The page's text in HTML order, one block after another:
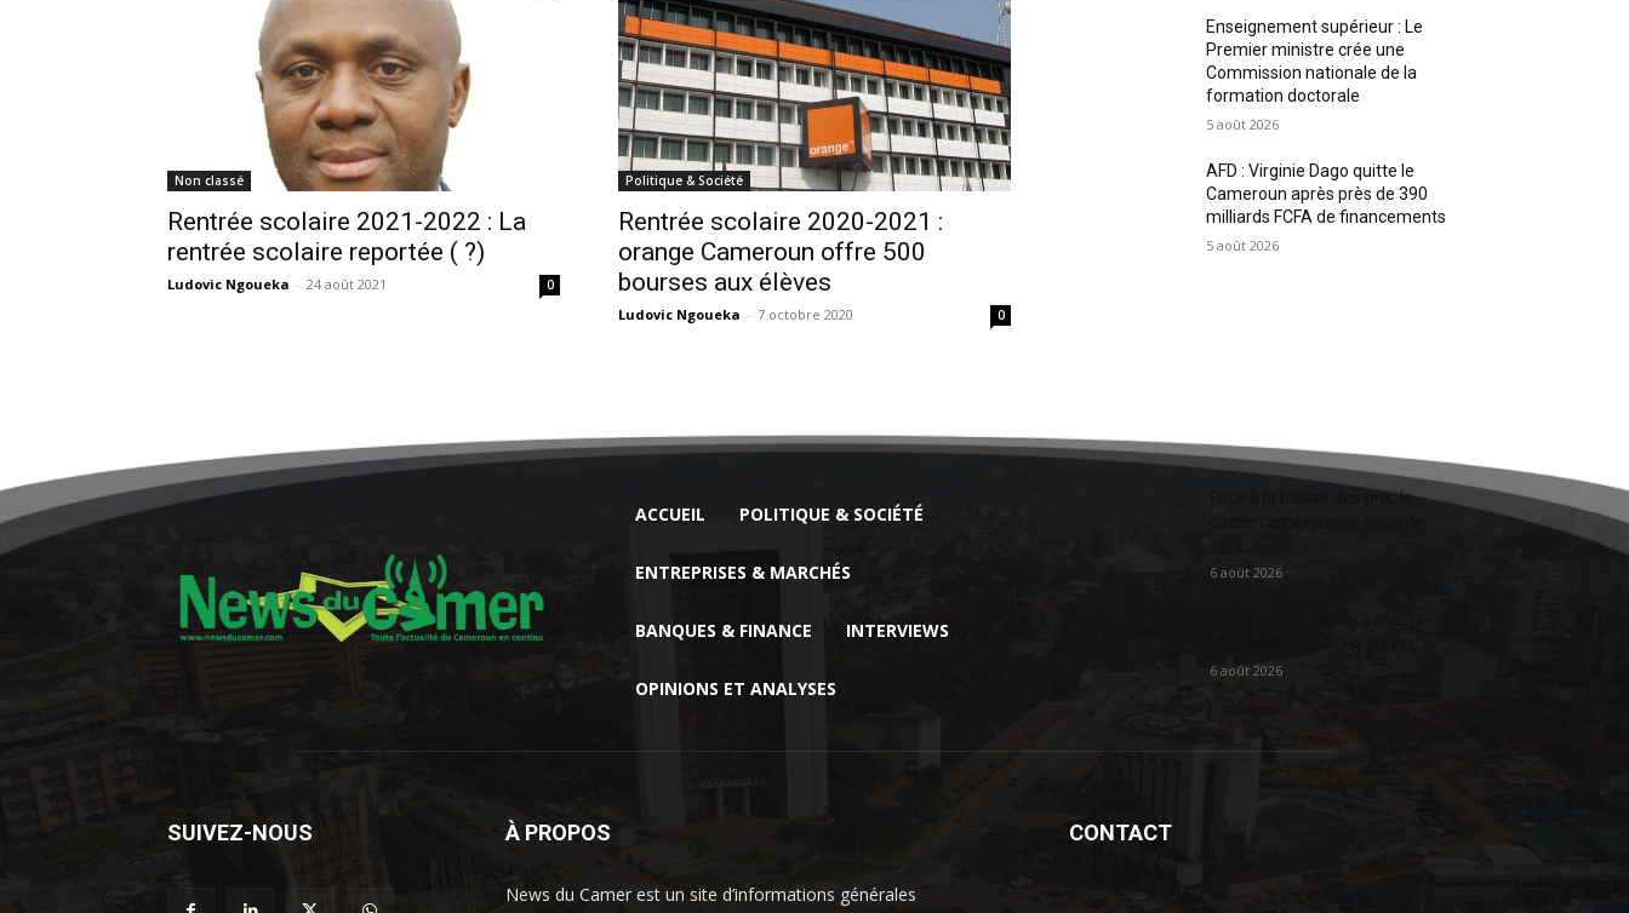
Non classé
Rentrée scolaire 2021-2022 : La
rentrée scolaire reportée ( ?)
Ludovic Ngoueka - 24 août 2021 0
Politique & Société
Rentrée scolaire 2020-2021 :
orange Cameroun offre 500
bourses aux élèves
Ludovic Ngoueka - 7 octobre 2020 0
Enseignement supérieur : Le
Premier ministre crée une
Commission nationale de la
formation doctorale
5 août 2026
AFD : Virginie Dago quitte le
Cameroun après près de 390
milliards FCFA de financements
5 août 2026
ACCUEIL POLITIQUE & SOCIÉTÉ
ENTREPRISES & MARCHÉS
BANQUES & FINANCE INTERVIEWS
OPINIONS ET ANALYSES
Face à la baisse des prix, le
6 août 2026
6 août 2026
SUIVEZ-NOUS À PROPOS
News du Camer est un site d’informations générales
CONTACT